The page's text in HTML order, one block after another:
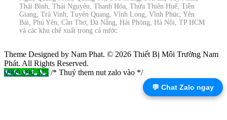
Thái Bình, Thái Nguyên, Thanh Hóa, Thừa Thiên Huế, Tiền
Giang, Trà Vinh, Tuyên Quang, Vĩnh Long, Vĩnh Phúc, Yên
Bái, Phú Yên, Cần Thơ, Đà Nẵng, Hải Phòng, Hà Nội, TP HCM
và các khu chế xuất trong cả nước.
Theme Designed by Nam Phat. © 2026 Thiết Bị Môi Trường Nam
Phát. All Rights Reserved.
0909 096 375 /* Thuỷ them nut zalo vào */
💬 Chat Zalo ngay